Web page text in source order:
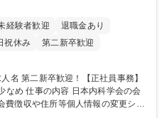
経験者歓迎
退職金あり
祝休み 第二新卒歓迎
学会の会
費徴収や住所等個人情報の変更シス